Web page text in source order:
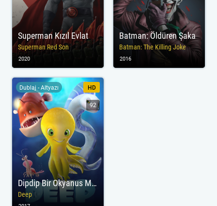
Superman Kızıl Evlat
Superman Red Son
2020
Batman: Öldüren Şaka
Batman: The Killing Joke
2016
Dipdip Bir Okyanus Macerası
Deep
Dublaj - Altyazı HD
92